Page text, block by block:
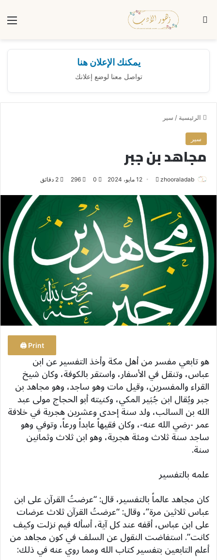
بحث عن
يمكنك الإعلان هنا
تواصل معنا لوضع إعلانك
الرئيسية / سير
سير
مجاهد بن جبر
zhooraladab
ي
د
ك
ت
ي
ا
12 مايو، 2024 0
296
Print 🖨
هو تابعي مفسر من أهل مكة وأخذ التفسير عن ابن
عباس، وتنقل في الأسفار، واستقر بالكوفة، وكان شيخ
القراء والمفسرين، وقيل مات وهو ساجد، وهو مجاهد بن
جبر ويُقال ابن جُبَير المكي، وكنيته أبو الحجاج مولى عبد
الله بن السائب، ولد سنة إحدى وعشرين هجرية في خلافة
عمر -رضي الله عنه-، وكان فقيهاً عابداً ورعاً، وتوفي وهو
ساجد سنة ثلاث ومئة هجرية، وهو ابن ثلاث وثمانين
سنة.
علمه بالتفسير
كان مجاهد عالماً بالتفسير، قال: “عرضتُ القرآن على ابن
عباس ثلاثين مرة”، وقال: “عرضتُ القرآن ثلاث عرضات
على ابن عباس، أقفه عند كل آية، أسأله فيم نزلت وكيف
كانت”. استفاضت النقول عن السلف في كون مجاهد من
أعلم التابعين بتفسير كتاب الله ومما روي عنه في ذلك: